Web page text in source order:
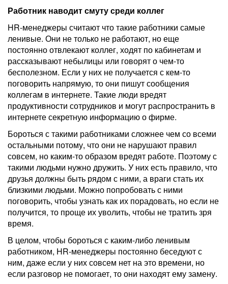
Работник наводит смуту среди коллег
HR-менеджеры считают что такие работники самые
ленивые. Они не только не работают, но еще
постоянно отвлекают коллег, ходят по кабинетам и
рассказывают небылицы или говорят о чем-то
бесполезном. Если у них не получается с кем-то
поговорить напрямую, то они пишут сообщения
коллегам в интернете. Такие люди вредят
продуктивности сотрудников и могут распространить в
интернете секретную информацию о фирме.
Бороться с такими работниками сложнее чем со всеми
остальными потому, что они не нарушают правил
совсем, но каким-то образом вредят работе. Поэтому с
такими людьми нужно дружить. У них есть правило, что
друзья должны быть рядом с ними, а враги стать их
близкими людьми. Можно попробовать с ними
поговорить, чтобы узнать как их порадовать, но если не
получится, то проще их уволить, чтобы не тратить зря
время.
В целом, чтобы бороться с каким-либо ленивым
работником, HR-менеджеры постоянно беседуют с
ним, даже если у них совсем нет на это времени, но
если разговор не помогает, то они находят ему замену.